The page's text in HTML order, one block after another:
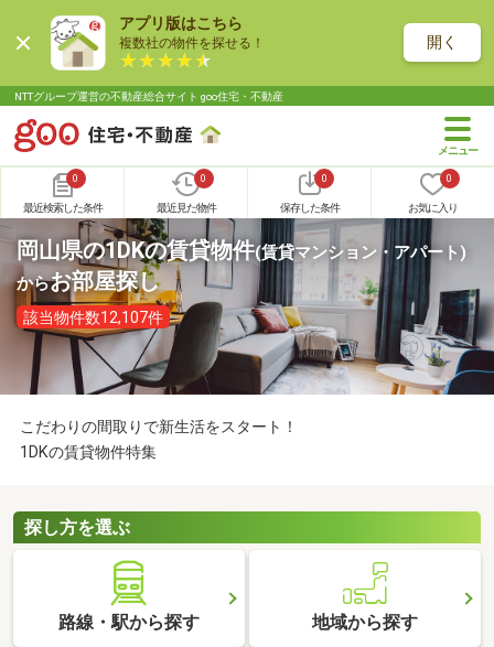
アプリ版はこちら
複数社の物件を探せる！ 開く
NTTグループ運営の不動産総合サイト goo住宅・不動産
0
最近検索した条件
0
最近見た物件
0
保存した条件
0
お気に入り
岡山県の1DKの賃貸物件(賃貸マンション・アパート)
からお部屋探し
該当物件数12,107件
こだわりの間取りで新生活をスタート！
1DKの賃貸物件特集
探し方を選ぶ
路線・駅から探す 地域から探す